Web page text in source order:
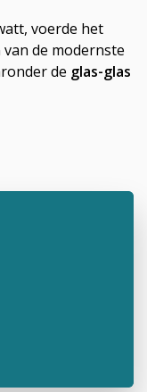
voerde het
de modernste
de glas-glas